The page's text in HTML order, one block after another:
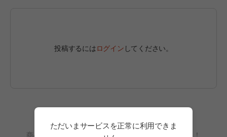
投稿するにはログイン してください。
レビューがまだありません。
商品を利用して、最初のレビューを書いてみましょう！
ただいまサービスを正常に利用できま